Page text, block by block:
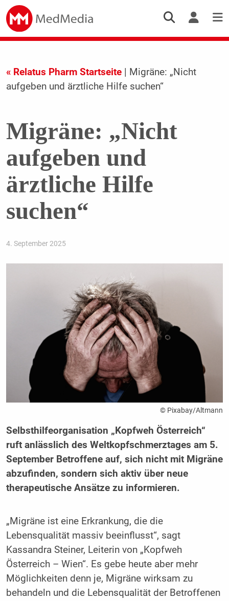
« Relatus Pharm Startseite| Migräne: „Nicht
aufgeben und ärztliche Hilfe suchen“
Migräne: „Nicht
aufgeben und
ärztliche Hilfe
suchen“
4. September 2025
© Pixabay/Altmann
Selbsthilfeorganisation „Kopfweh Österreich“
ruft anlässlich des Weltkopfschmerztages am 5.
September Betroffene auf, sich nicht mit Migräne
abzufinden, sondern sich aktiv über neue
therapeutische Ansätze zu informieren.
„Migräne ist eine Erkrankung, die die
Lebensqualität massiv beeinflusst“, sagt
Kassandra Steiner, Leiterin von „Kopfweh
Österreich – Wien“. Es gebe heute aber mehr
Möglichkeiten denn je, Migräne wirksam zu
behandeln und die Lebensqualität der Betroffenen